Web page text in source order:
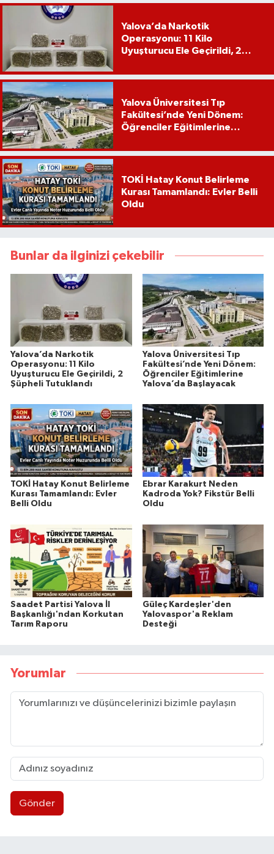
Yalova’da Narkotik
Operasyonu: 11 Kilo
Uyuşturucu Ele Geçirildi, 2
Yalova Üniversitesi Tıp
Fakültesi’nde Yeni Dönem:
Öğrenciler Eğitimlerine
TOKİ Hatay Konut Belirleme
Kurası Tamamlandı: Evler Belli
Oldu
Bunlar da ilginizi çekebilir
Yalova’da Narkotik
Operasyonu: 11 Kilo
Uyuşturucu Ele Geçirildi, 2
Şüpheli Tutuklandı
Yalova Üniversitesi Tıp
Fakültesi’nde Yeni Dönem:
Öğrenciler Eğitimlerine
Yalova’da Başlayacak
TOKİ Hatay Konut Belirleme
Kurası Tamamlandı: Evler
Belli Oldu
Ebrar Karakurt Neden
Kadroda Yok? Fikstür Belli
Oldu
Saadet Partisi Yalova İl
Başkanlığı'ndan Korkutan
Tarım Raporu
Güleç Kardeşler'den
Yalovaspor'a Reklam
Desteği
Yorumlar
Gönder